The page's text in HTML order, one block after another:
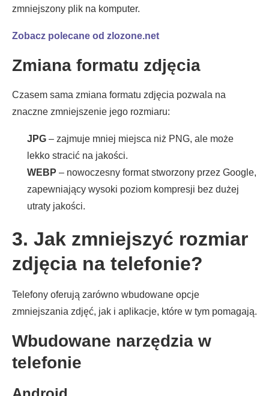
zmniejszony plik na komputer.
Zobacz polecane od zlozone.net
Zmiana formatu zdjęcia
Czasem sama zmiana formatu zdjęcia pozwala na
znaczne zmniejszenie jego rozmiaru:
JPG – zajmuje mniej miejsca niż PNG, ale może
lekko stracić na jakości.
WEBP – nowoczesny format stworzony przez Google,
zapewniający wysoki poziom kompresji bez dużej
utraty jakości.
3. Jak zmniejszyć rozmiar
zdjęcia na telefonie?
Telefony oferują zarówno wbudowane opcje
zmniejszania zdjęć, jak i aplikacje, które w tym pomagają.
Wbudowane narzędzia w
telefonie